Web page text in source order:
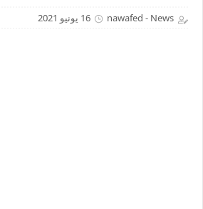
nawafed - News 16 يونيو 2021